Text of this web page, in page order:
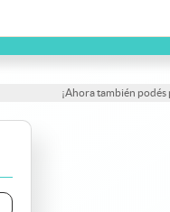
¡Ahora también podés